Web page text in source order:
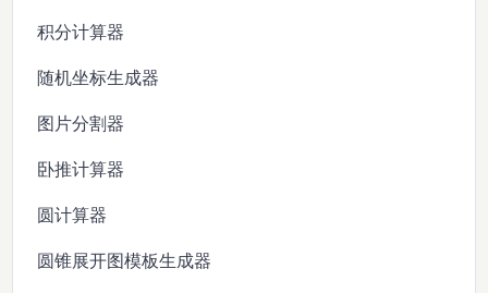
积分计算器
随机坐标生成器
图片分割器
卧推计算器
圆计算器
圆锥展开图模板生成器